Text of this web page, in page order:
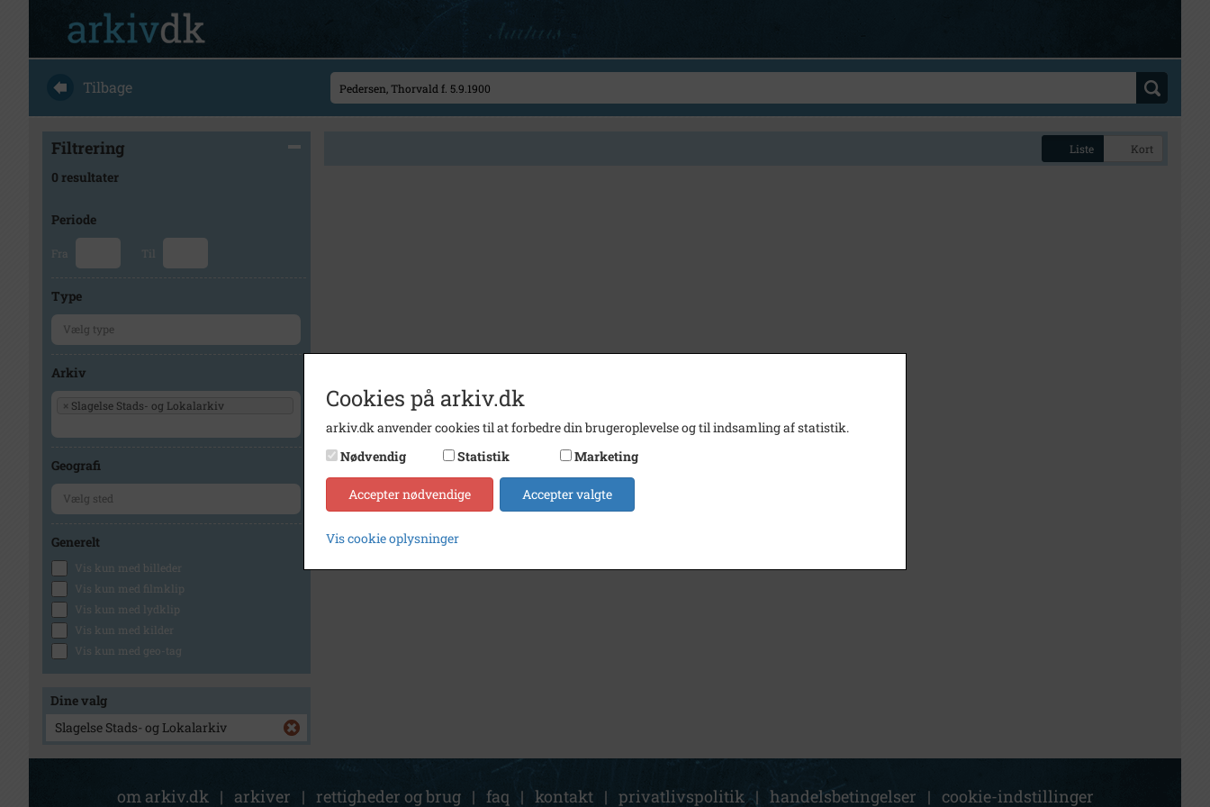
Tilbage
Filtrering
0 resultater
Periode
Fra Til
Type
Arkiv
× Slagelse Stads- og Lokalarkiv
Geografi
Generelt
Vis kun med billeder
Vis kun med filmklip
Vis kun med lydklip
Vis kun med kilder
Vis kun med geo-tag
Dine valg
Slagelse Stads- og Lokalarkiv
Liste Kort
om arkiv.dk | arkiver | rettigheder og brug | faq | kontakt | privatlivspolitik | handelsbetingelser | cookie-indstillinger
Cookies på arkiv.dk
arkiv.dk anvender cookies til at forbedre din brugeroplevelse og til indsamling af statistik.
Nødvendig
Statistik Marketing
Accepter nødvendige Accepter valgte
Vis cookie oplysninger